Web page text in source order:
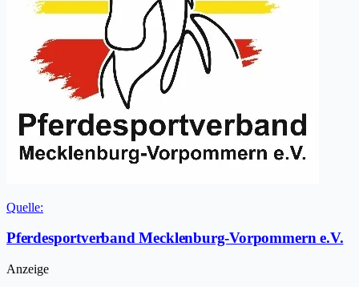
Quelle:
Pferdesportverband Mecklenburg-Vorpommern e.V.
Anzeige